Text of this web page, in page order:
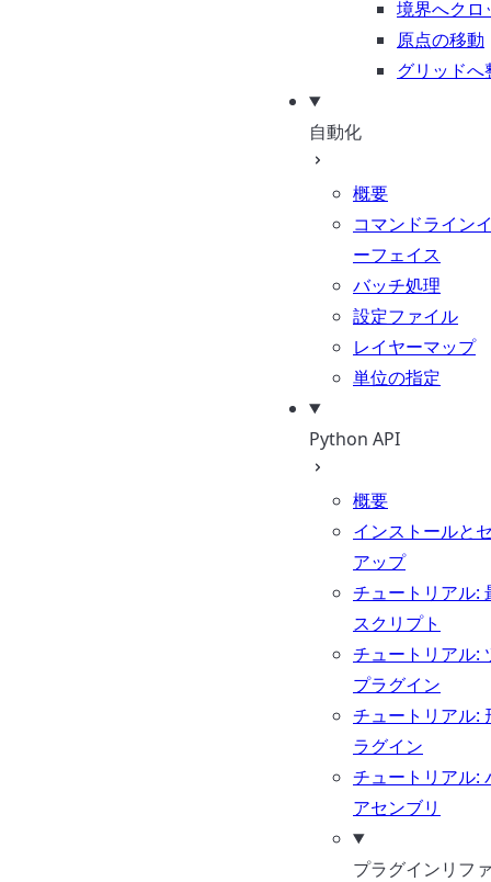
境界へクロ
原点の移動
グリッドへ
自動化
概要
コマンドライン
ーフェイス
バッチ処理
設定ファイル
レイヤーマップ
単位の指定
Python API
概要
インストールと
アップ
チュートリアル:
スクリプト
チュートリアル:
プラグイン
チュートリアル:
ラグイン
チュートリアル:
アセンブリ
プラグインリフ